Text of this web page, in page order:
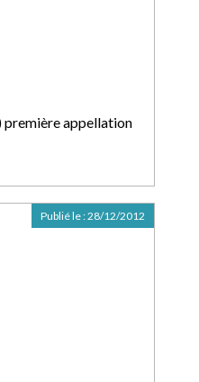
appellation
Publié le :28/12/2012